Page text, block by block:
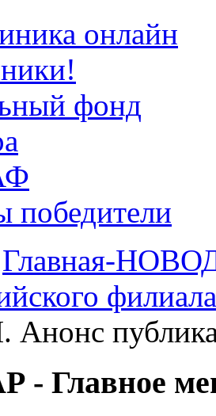
онлайн
фонд
победители
Главная-
- Главное